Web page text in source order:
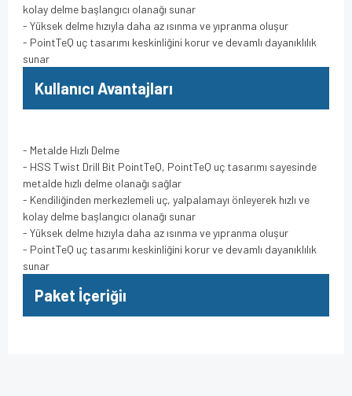
kolay delme başlangıcı olanağı sunar
- Yüksek delme hızıyla daha az ısınma ve yıpranma oluşur
- PointTeQ uç tasarımı keskinliğini korur ve devamlı dayanıklılık
sunar
Kullanıcı Avantajları
- Metalde Hızlı Delme
- HSS Twist Drill Bit PointTeQ, PointTeQ uç tasarımı sayesinde
metalde hızlı delme olanağı sağlar
- Kendiliğinden merkezlemeli uç, yalpalamayı önleyerek hızlı ve
kolay delme başlangıcı olanağı sunar
- Yüksek delme hızıyla daha az ısınma ve yıpranma oluşur
- PointTeQ uç tasarımı keskinliğini korur ve devamlı dayanıklılık
sunar
Paket İçeriğiı